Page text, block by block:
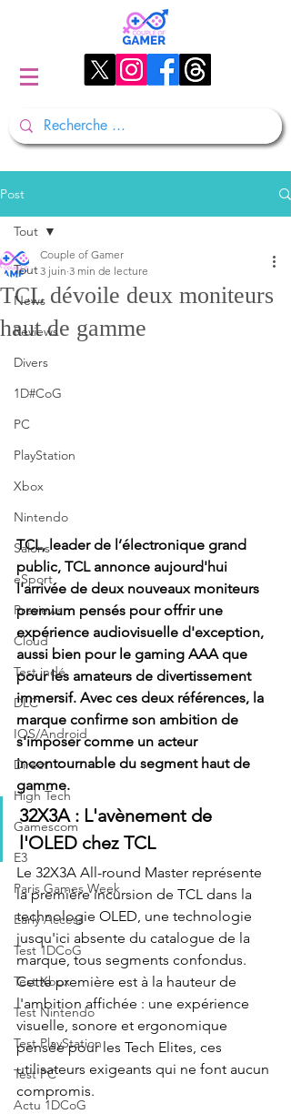
Post
Tout
News
Reviews
Divers
1D#CoG
PC
PlayStation
Xbox
Nintendo
Salons
eSport
Previews
Cloud
Test indé
DLC
IOS/Android
Direct
High Tech
Gamescom
E3
Paris Games Week
Early Access
Test 1DCoG
Test Xbox
Test Nintendo
Test PlayStation
Test PC
Actu 1DCoG
Tout
TCL dévoile deux moniteurs
haut de gamme
Couple of Gamer
3 juin 3 min de lecture
TCL, leader de l’électronique grand
public, TCL annonce aujourd'hui
l'arrivée de deux nouveaux moniteurs
premium pensés pour offrir une
expérience audiovisuelle d'exception,
aussi bien pour le gaming AAA que
pour les amateurs de divertissement
immersif. Avec ces deux références, la
marque confirme son ambition de
s'imposer comme un acteur
incontournable du segment haut de
gamme.
32X3A : L'avènement de
l'OLED chez TCL
Le 32X3A All-round Master représente
la première incursion de TCL dans la
technologie OLED, une technologie
jusqu'ici absente du catalogue de la
marque, tous segments confondus.
Cette première est à la hauteur de
l'ambition affichée : une expérience
visuelle, sonore et ergonomique
pensée pour les Tech Elites, ces
utilisateurs exigeants qui ne font aucun
compromis.